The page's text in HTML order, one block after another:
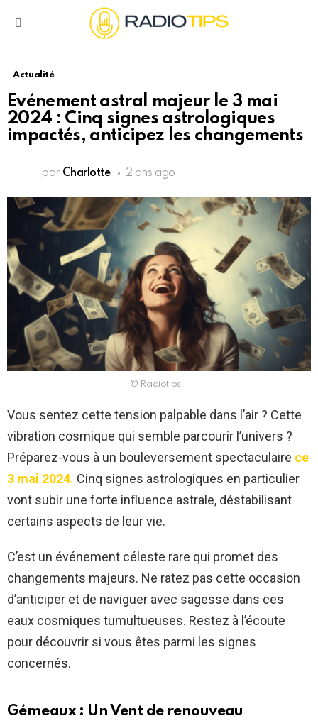
Actualité
Evénement astral majeur le 3 mai
2024 : Cinq signes astrologiques
impactés, anticipez les changements
par Charlotte 2 ans ago
© Radiotips
Vous sentez cette tension palpable dans l’air ? Cette
vibration cosmique qui semble parcourir l’univers ?
Préparez-vous à un bouleversement spectaculaire ce
3 mai 2024. Cinq signes astrologiques en particulier
vont subir une forte influence astrale, déstabilisant
certains aspects de leur vie.
C’est un événement céleste rare qui promet des
changements majeurs. Ne ratez pas cette occasion
d’anticiper et de naviguer avec sagesse dans ces
eaux cosmiques tumultueuses. Restez à l’écoute
pour découvrir si vous êtes parmi les signes
concernés.
Gémeaux : Un Vent de renouveau